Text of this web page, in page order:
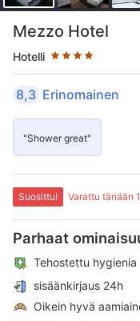
Mezzo Hotel
Hotelli
Tähtiluokitus 4
8,3 Erinomainen
"Shower great"
Suosittu! Varattu tänään
Parhaat
Tehostettu hygienia
sisäänkirjaus 24h
Oikein hyvä